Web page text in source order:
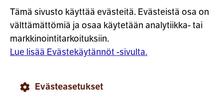
Vastuullinen sijoittaminen
Sijoitussanasto
Osaketuoton ennakointi
Evästekäytännöt
Tämä sivusto käyttää evästeitä. Evästeistä osa on
välttämättömiä ja osaa käytetään analytiikka- tai
markkinointitarkoituksiin.
Lue lisää Evästekäytännöt -sivulta.
Evästeasetukset